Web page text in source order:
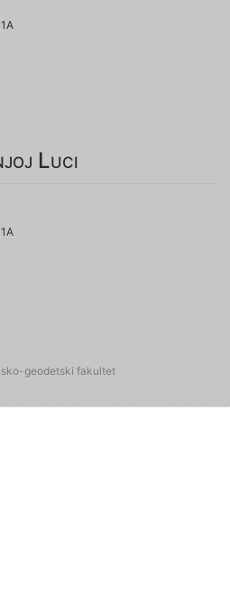
Luci
geodetski fakultet